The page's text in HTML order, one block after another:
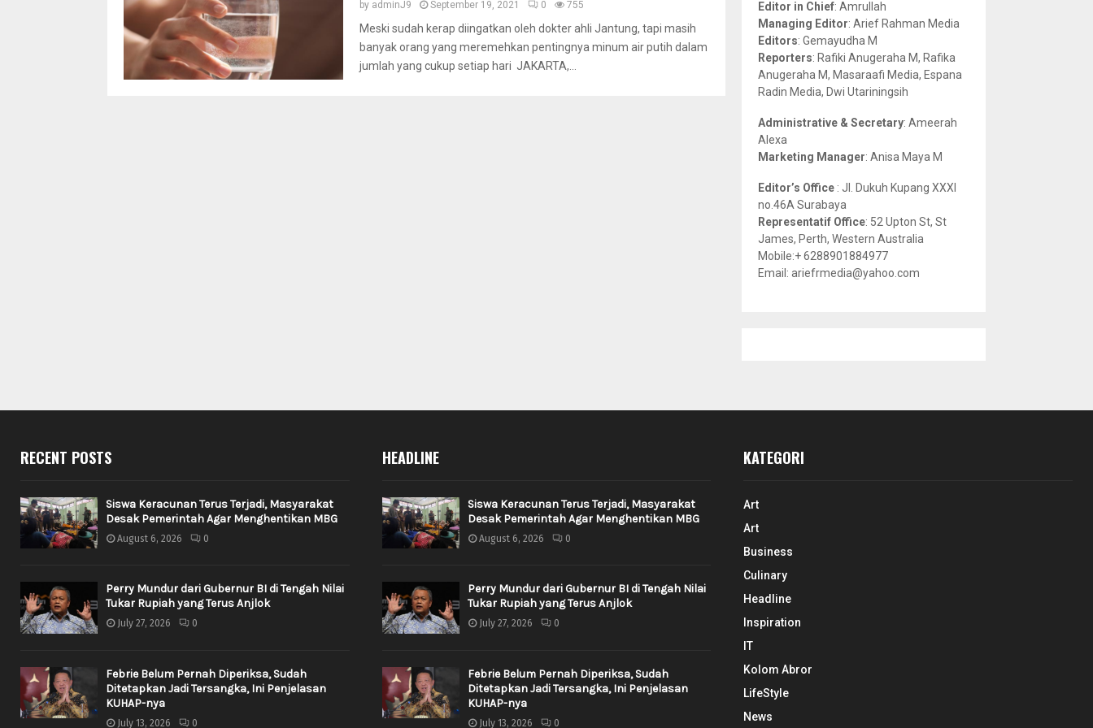
by adminJ9 September 19, 2021 0 755
Meski sudah kerap diingatkan oleh dokter ahli Jantung, tapi masih
banyak orang yang meremehkan pentingnya minum air putih dalam
jumlah yang cukup setiap hari JAKARTA,...
r
:
R
H
Editor in Chief: Amrullah
Managing Editor: Arief Rahman Media
Editors: Gemayudha M
Reporters: Rafiki Anugeraha M, Rafika
Anugeraha M, Masaraafi Media, Espana
Radin Media, Dwi Utariningsih
Administrative & Secretary: Ameerah
Alexa
Marketing Manager: Anisa Maya M
Editor’s Office : Jl. Dukuh Kupang XXXI
no.46A Surabaya
Representatif Office: 52 Upton St, St
James, Perth, Western Australia
Mobile:+ 6288901884977
Email: ariefrmedia@yahoo.com
RECENT POSTS
Siswa Keracunan Terus Terjadi, Masyarakat
Desak Pemerintah Agar Menghentikan MBG
August 6, 2026 0
Perry Mundur dari Gubernur BI di Tengah Nilai
Tukar Rupiah yang Terus Anjlok
July 27, 2026 0
Febrie Belum Pernah Diperiksa, Sudah
Ditetapkan Jadi Tersangka, Ini Penjelasan
KUHAP-nya
July 13, 2026 0
HEADLINE
Siswa Keracunan Terus Terjadi, Masyarakat
Desak Pemerintah Agar Menghentikan MBG
August 6, 2026 0
Perry Mundur dari Gubernur BI di Tengah Nilai
Tukar Rupiah yang Terus Anjlok
July 27, 2026 0
Febrie Belum Pernah Diperiksa, Sudah
Ditetapkan Jadi Tersangka, Ini Penjelasan
KUHAP-nya
July 13, 2026 0
KATEGORI
Art
Art
Business
Culinary
Headline
Inspiration
IT
Kolom Abror
LifeStyle
News